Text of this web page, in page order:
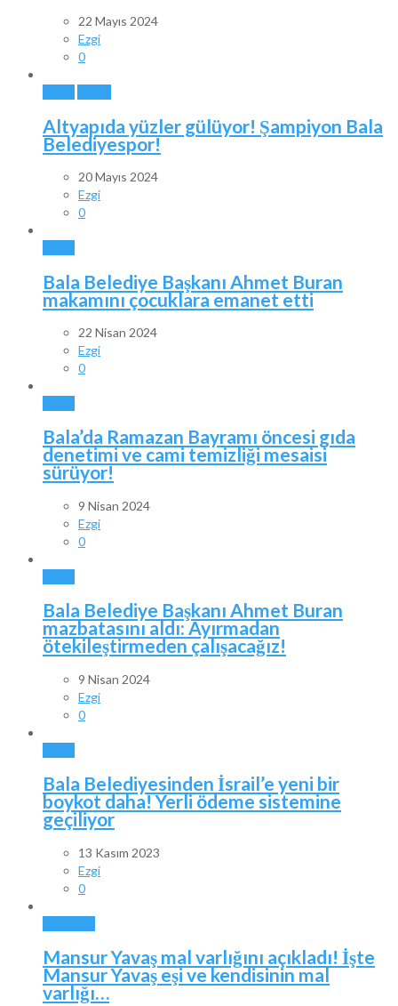
22 Mayıs 2024
Ezgi
0
Altyapıda yüzler gülüyor! Şampiyon Bala
Belediyespor!
20 Mayıs 2024
Ezgi
0
Bala Belediye Başkanı Ahmet Buran
makamını çocuklara emanet etti
22 Nisan 2024
Ezgi
0
Bala’da Ramazan Bayramı öncesi gıda
denetimi ve cami temizliği mesaisi
sürüyor!
9 Nisan 2024
Ezgi
0
Bala Belediye Başkanı Ahmet Buran
mazbatasını aldı: Ayırmadan
ötekileştirmeden çalışacağız!
9 Nisan 2024
Ezgi
0
Bala Belediyesinden İsrail’e yeni bir
boykot daha! Yerli ödeme sistemine
geçiliyor
13 Kasım 2023
Ezgi
0
Mansur Yavaş mal varlığını açıkladı! İşte
Mansur Yavaş eşi ve kendisinin mal
varlığı…